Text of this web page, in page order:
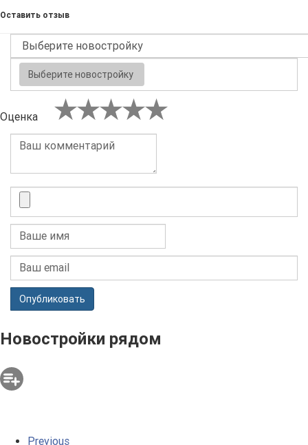
Оставить отзыв
Выберите новостройку
Оценка
Опубликовать
Новостройки рядом
Previous